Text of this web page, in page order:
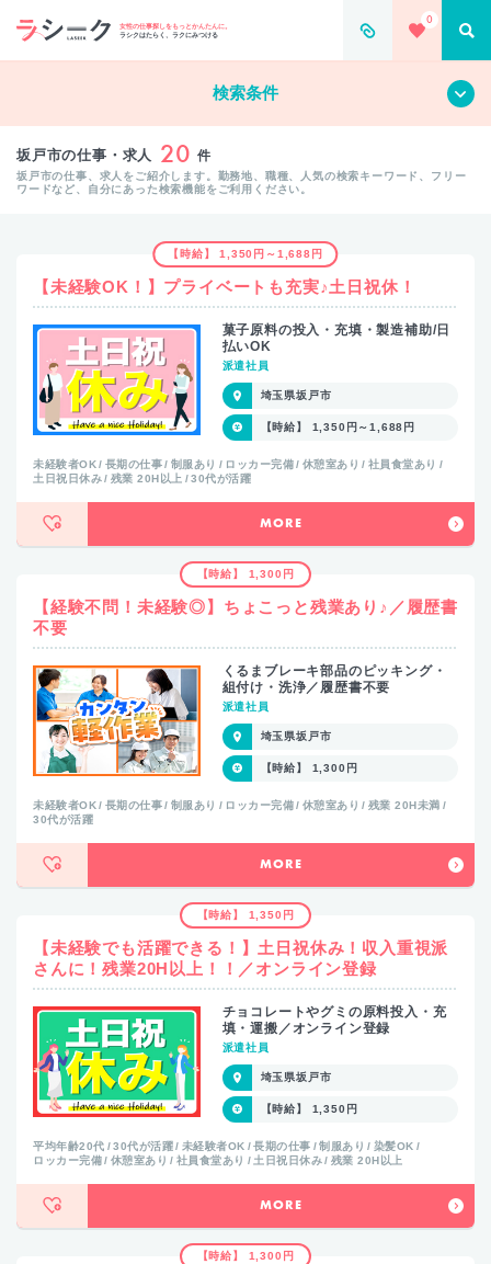
女性の仕事探しをもっとかんたんに。
ラシクはたらく、ラクにみつける
0
すべて クリア
検索条件
坂戸市の仕事・求人 20 件
坂戸市の仕事、求人をご紹介します。勤務地、職種、人気の検索キーワード、フリー
ワードなど、自分にあった検索機能をご利用ください。
【時給】 1,350円～1,688円
【未経験OK！】プライベートも充実♪土日祝休！
菓子原料の投入・充填・製造補助/日
払いOK
派遣社員
埼玉県坂戸市
【時給】 1,350円～1,688円
未経験者OK 長期の仕事 制服あり ロッカー完備 休憩室あり
社員食堂あり
土日祝日休み
残業 20H以上 30代が活躍
MORE
【時給】 1,300円
【経験不問！未経験◎】ちょこっと残業あり♪／履歴書
不要
くるまブレーキ部品のピッキング・
組付け・洗浄／履歴書不要
派遣社員
埼玉県坂戸市
【時給】 1,300円
未経験者OK 長期の仕事 制服あり ロッカー完備 休憩室あり
残業 20H未満
30代が活躍
MORE
【時給】 1,350円
【未経験でも活躍できる！】土日祝休み！収入重視派
さんに！残業20H以上！！／オンライン登録
チョコレートやグミの原料投入・充
填・運搬／オンライン登録
派遣社員
埼玉県坂戸市
【時給】 1,350円
平均年齢20代 30代が活躍 未経験者OK 長期の仕事 制服あり
染髪OK
ロッカー完備
休憩室あり 社員食堂あり 土日祝日休み 残業 20H以上
MORE
【時給】 1,300円